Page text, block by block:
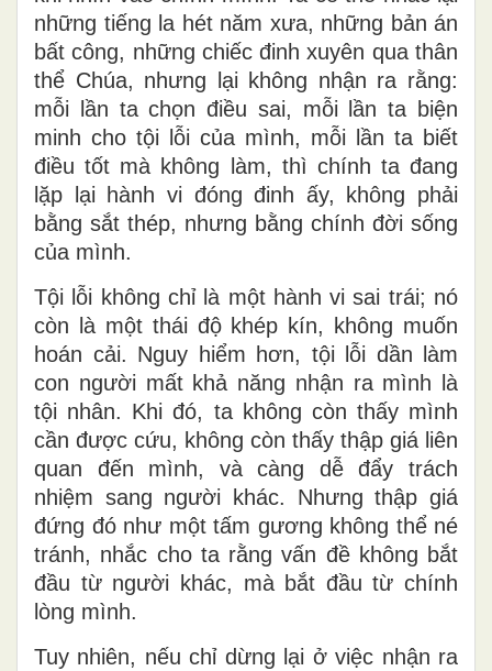
những tiếng la hét năm xưa, những bản án
bất công, những chiếc đinh xuyên qua thân
thể Chúa, nhưng lại không nhận ra rằng:
mỗi lần ta chọn điều sai, mỗi lần ta biện
minh cho tội lỗi của mình, mỗi lần ta biết
điều tốt mà không làm, thì chính ta đang
lặp lại hành vi đóng đinh ấy, không phải
bằng sắt thép, nhưng bằng chính đời sống
của mình.
Tội lỗi không chỉ là một hành vi sai trái; nó
còn là một thái độ khép kín, không muốn
hoán cải. Nguy hiểm hơn, tội lỗi dần làm
con người mất khả năng nhận ra mình là
tội nhân. Khi đó, ta không còn thấy mình
cần được cứu, không còn thấy thập giá liên
quan đến mình, và càng dễ đẩy trách
nhiệm sang người khác. Nhưng thập giá
đứng đó như một tấm gương không thể né
tránh, nhắc cho ta rằng vấn đề không bắt
đầu từ người khác, mà bắt đầu từ chính
lòng mình.
Tuy nhiên, nếu chỉ dừng lại ở việc nhận ra